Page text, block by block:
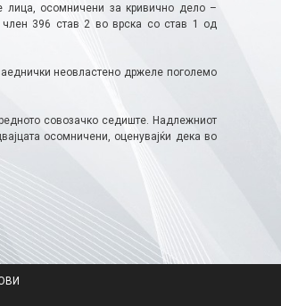
лица, осомничени за кривично дело –
396 став 2 во врска со став 1 од
неовластено држеле поголемо
совозачко седиште. Надлежниот
осомничени, оценувајќи дека во